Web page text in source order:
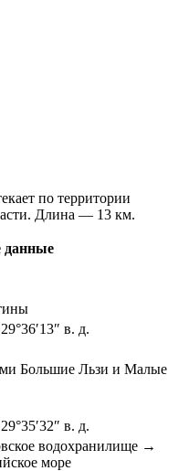
по территории
Длина — 13 км.
данные
в. д.
Большие Льзи и Малые
в. д.
водохранилище →
море